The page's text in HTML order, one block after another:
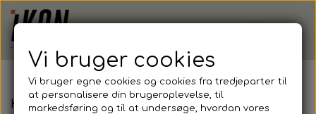
KSV - Craft, Progress 2.0 Shorts, Dame
Vi bruger cookies
Vi bruger egne cookies og cookies fra tredjeparter til
at personalisere din brugeroplevelse, til
markedsføring og til at undersøge, hvordan vores